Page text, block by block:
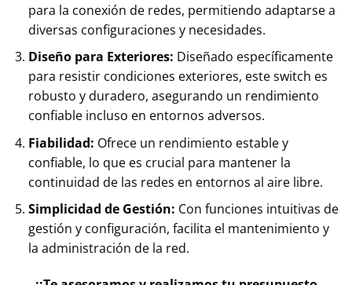
para la conexión de redes, permitiendo adaptarse a
diversas configuraciones y necesidades.
Diseño para Exteriores: Diseñado específicamente
para resistir condiciones exteriores, este switch es
robusto y duradero, asegurando un rendimiento
confiable incluso en entornos adversos.
Fiabilidad: Ofrece un rendimiento estable y
confiable, lo que es crucial para mantener la
continuidad de las redes en entornos al aire libre.
Simplicidad de Gestión: Con funciones intuitivas de
gestión y configuración, facilita el mantenimiento y
la administración de la red.